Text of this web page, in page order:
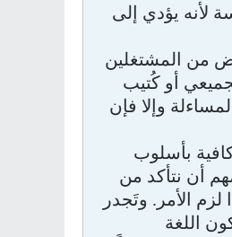
لأنه يؤدي إلى
من المشتغلين
أو كُتيب
وإلا فإن
بأسلوب
أن نتأكد من
الأمر. وتَجدر
اللغة